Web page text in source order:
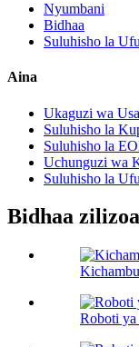
Nyumbani
Bidhaa
Suluhisho la
Aina
Ukaguzi wa
Suluhisho la
Suluhisho la
Uchunguzi wa
Suluhisho la
Bidhaa
Roboti